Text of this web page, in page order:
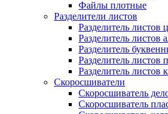
Файлы плотные
Разделители листов
Разделитель листов
Разделитель листов
Разделитель
Разделитель листов
Разделитель листов
Скоросшиватели
Скоросшиватель
Скоросшиватель